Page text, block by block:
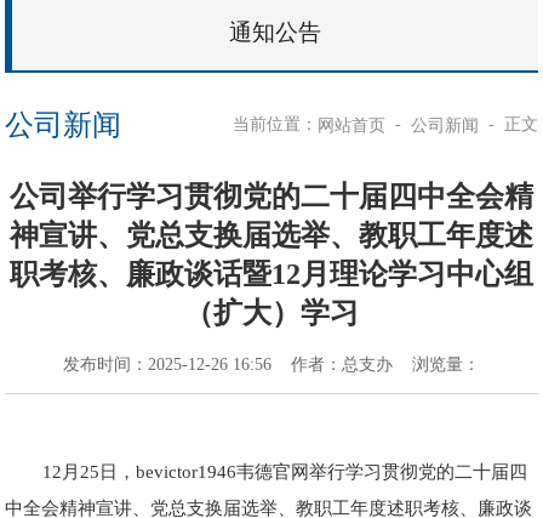
通知公告
公司新闻 当前位置： 网站首页 - 公司新闻 - 正文
公司举行学习贯彻党的二十届四中全会精
神宣讲、党总支换届选举、教职工年度述
职考核、廉政谈话暨12月理论学习中心组
（扩大）学习
发布时间： 2025-12-26 16:56 作者： 总支办 浏览量：
12月25日，bevictor1946韦德官网举行学习贯彻党的二十届四
中全会精神宣讲、党总支换届选举、教职工年度述职考核、廉政谈